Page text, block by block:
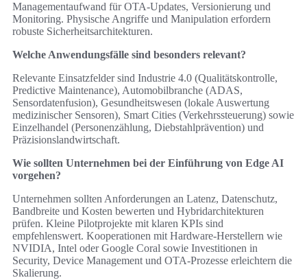
Managementaufwand für OTA‑Updates, Versionierung und
Monitoring. Physische Angriffe und Manipulation erfordern
robuste Sicherheitsarchitekturen.
Welche Anwendungsfälle sind besonders relevant?
Relevante Einsatzfelder sind Industrie 4.0 (Qualitätskontrolle,
Predictive Maintenance), Automobilbranche (ADAS,
Sensordatenfusion), Gesundheitswesen (lokale Auswertung
medizinischer Sensoren), Smart Cities (Verkehrssteuerung) sowie
Einzelhandel (Personenzählung, Diebstahlprävention) und
Präzisionslandwirtschaft.
Wie sollten Unternehmen bei der Einführung von Edge AI
vorgehen?
Unternehmen sollten Anforderungen an Latenz, Datenschutz,
Bandbreite und Kosten bewerten und Hybridarchitekturen
prüfen. Kleine Pilotprojekte mit klaren KPIs sind
empfehlenswert. Kooperationen mit Hardware‑Herstellern wie
NVIDIA, Intel oder Google Coral sowie Investitionen in
Security, Device Management und OTA‑Prozesse erleichtern die
Skalierung.